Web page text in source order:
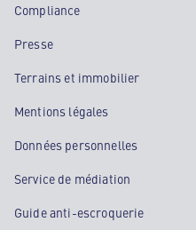
Compliance
Presse
Terrains et immobilier
Mentions légales
Données personnelles
Service de médiation
Guide anti-escroquerie